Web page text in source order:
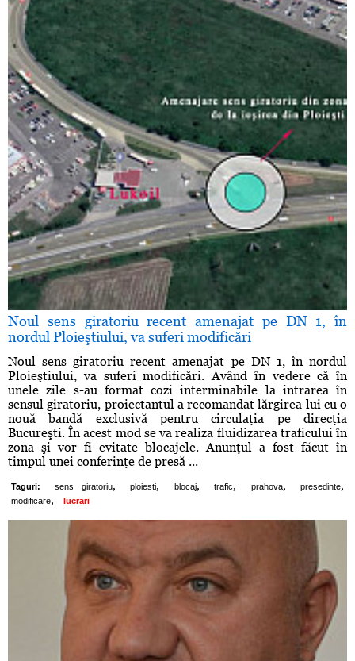
Noul sens giratoriu recent amenajat pe DN 1, în
nordul Ploieştiului, va suferi modificări
Noul sens giratoriu recent amenajat pe DN 1, în nordul
Ploieştiului, va suferi modificări. Având în vedere că în
unele zile s-au format cozi interminabile la intrarea în
sensul giratoriu, proiectantul a recomandat lărgirea lui cu o
nouă bandă exclusivă pentru circulaţia pe direcţia
Bucureşti. În acest mod se va realiza fluidizarea traficului în
zona şi vor fi evitate blocajele. Anunţul a fost făcut în
timpul unei conferinţe de presă ...
Taguri: sens giratoriu, ploiesti, blocaj, trafic, prahova, presedinte,
modificare, lucrari